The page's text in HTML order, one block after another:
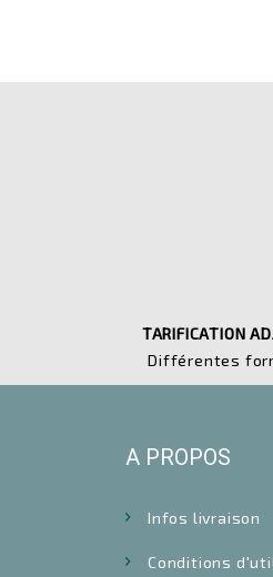
TARIFICATION
Différentes
A PROPOS
Infos livraison
Conditions